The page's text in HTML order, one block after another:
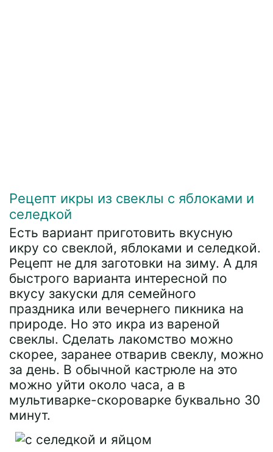
Рецепт икры из свеклы с яблоками и
селедкой
Есть вариант приготовить вкусную
икру со свеклой, яблоками и селедкой.
Рецепт не для заготовки на зиму. А для
быстрого варианта интересной по
вкусу закуски для семейного
праздника или вечернего пикника на
природе. Но это икра из вареной
свеклы. Сделать лакомство можно
скорее, заранее отварив свеклу, можно
за день. В обычной кастрюле на это
можно уйти около часа, а в
мультиварке-скороварке буквально 30
минут.